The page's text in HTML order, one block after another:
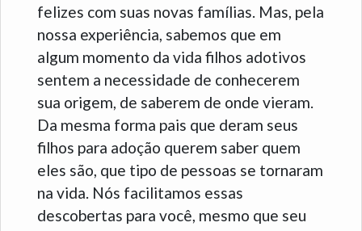
felizes com suas novas famílias. Mas, pela
nossa experiência, sabemos que em
algum momento da vida filhos adotivos
sentem a necessidade de conhecerem
sua origem, de saberem de onde vieram.
Da mesma forma pais que deram seus
filhos para adoção querem saber quem
eles são, que tipo de pessoas se tornaram
na vida. Nós facilitamos essas
descobertas para você, mesmo que seu